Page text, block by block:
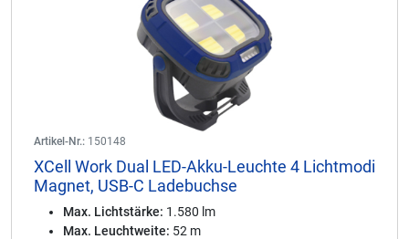
Artikel-Nr.: 150148
XCell Work Dual LED-Akku-Leuchte 4 Lichtmodi
Magnet, USB-C Ladebuchse
Max. Lichtstärke: 1.580 lm
Max. Leuchtweite: 52 m